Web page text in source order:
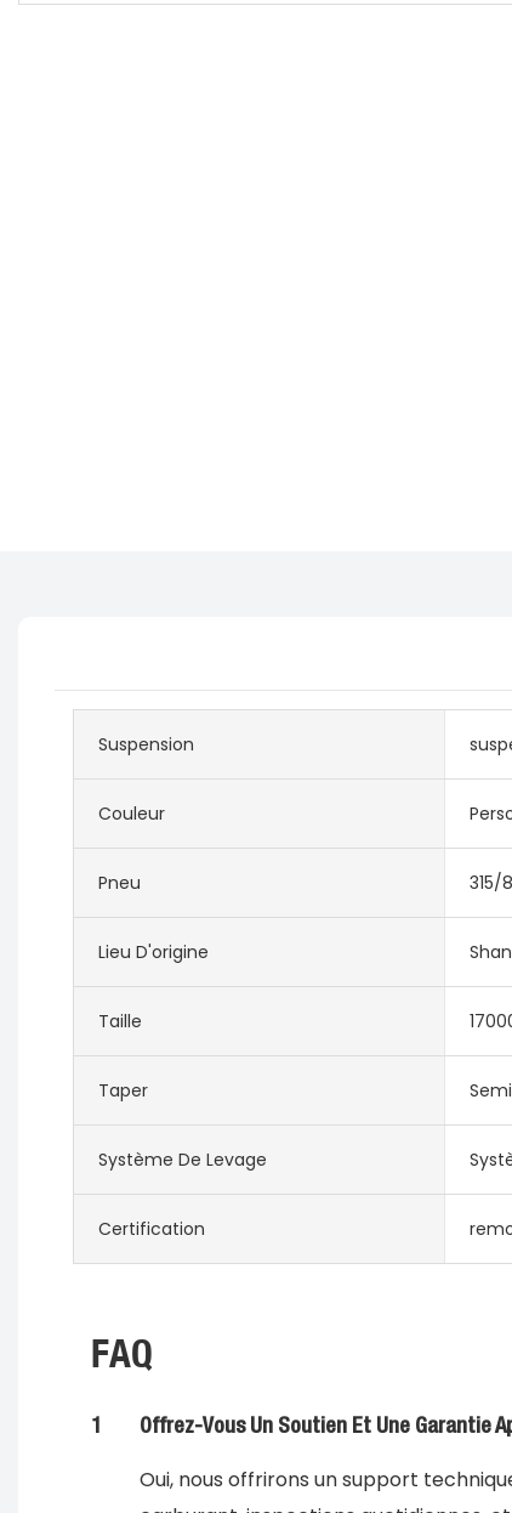
Suspension
Couleur
Pneu 315/
Lieu D'origine
Taille
Taper
Système De Levage
Certification
FAQ
1 Offrez-Vous Un Soutien Et Une Garantie
Oui, nous offrirons un support